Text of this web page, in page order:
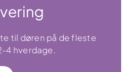
til døren på de fleste
4 hverdage.